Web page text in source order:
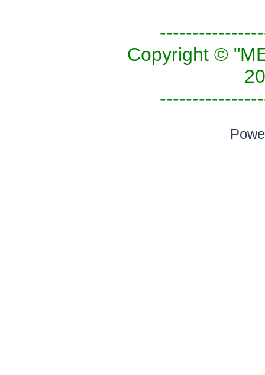
Copyright ©